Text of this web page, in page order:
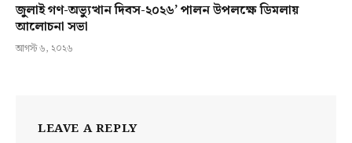
জুলাই গণ-অভ্যুত্থান দিবস-২০২৬’ পালন উপলক্ষে ডিমলায়
আলোচনা সভা
আগস্ট ৬, ২০২৬
LEAVE A REPLY